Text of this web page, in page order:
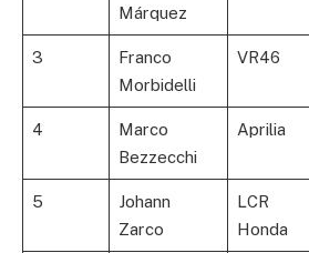
Márquez
3
Franco
Morbidelli
VR46
4
Marco
Bezzecchi
Aprilia
5
Johann
Zarco
LCR
Honda